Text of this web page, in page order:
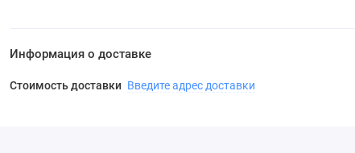
Информация о доставке
Стоимость доставки Введите адрес доставки